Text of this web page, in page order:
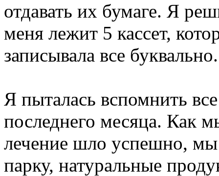
отдавать их бумаге. Я
меня лежит 5 кассет,
записывала все буквально.
Я пыталась вспомнить
последнего месяца. Как
лечение шло успешно, мы
парку, натуральные